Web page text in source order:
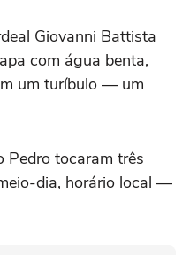
Giovanni Battista
com água benta,
um turíbulo — um
Pedro tocaram três
dia, horário local —